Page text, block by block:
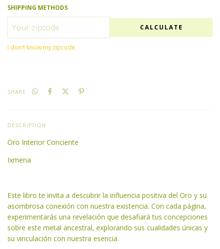
SHIPPING METHODS
CALCULATE
I don't know my zipcode
SHARE
DESCRIPTION
Oro Interior Conciente
Ixmena
Este libro te invita a descubrir la influencia positiva del Oro y su
asombrosa conexión con nuestra existencia. Con cada página,
experimentarás una revelación que desafiará tus concepciones
sobre este metal ancestral, explorando sus cualidades únicas y
su vinculación con nuestra esencia.